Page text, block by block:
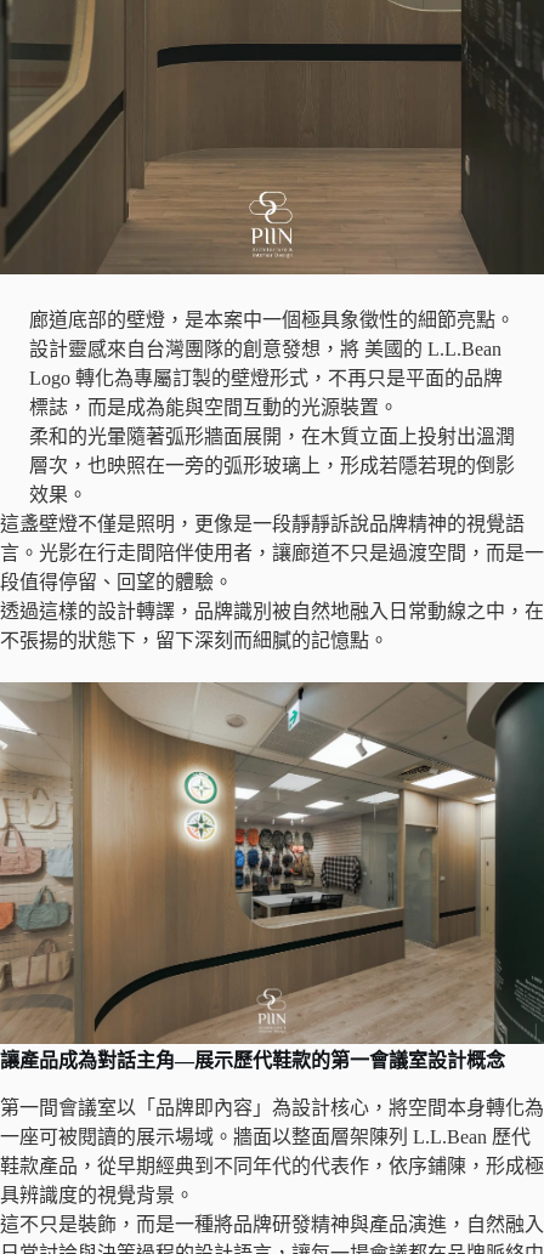
廊道底部的壁燈，是本案中一個極具象徵性的細節亮點。
設計靈感來自台灣團隊的創意發想，將 美國的 L.L.Bean
Logo 轉化為專屬訂製的壁燈形式，不再只是平面的品牌
標誌，而是成為能與空間互動的光源裝置。
柔和的光暈隨著弧形牆面展開，在木質立面上投射出溫潤
層次，也映照在一旁的弧形玻璃上，形成若隱若現的倒影
效果。
這盞壁燈不僅是照明，更像是一段靜靜訴說品牌精神的視覺語
言。光影在行走間陪伴使用者，讓廊道不只是過渡空間，而是一
段值得停留、回望的體驗。
透過這樣的設計轉譯，品牌識別被自然地融入日常動線之中，在
不張揚的狀態下，留下深刻而細膩的記憶點。
讓產品成為對話主角—展示歷代鞋款的第一會議室設計概念
第一間會議室以「品牌即內容」為設計核心，將空間本身轉化為
一座可被閱讀的展示場域。牆面以整面層架陳列 L.L.Bean 歷代
鞋款產品，從早期經典到不同年代的代表作，依序鋪陳，形成極
具辨識度的視覺背景。
這不只是裝飾，而是一種將品牌研發精神與產品演進，自然融入